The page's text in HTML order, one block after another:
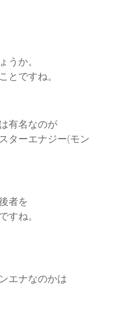
うか。
とですね。
有名なのが
ターエナジー(モン
者を
すね。
エナなのかは